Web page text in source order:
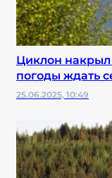
Циклон
погоды ждать
25.06.2025, 10:49